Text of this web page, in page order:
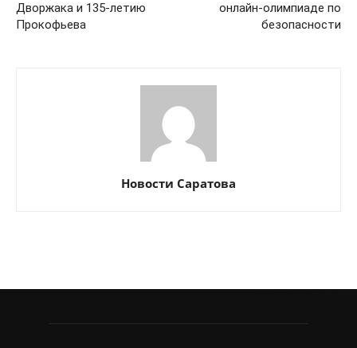
Дворжака и 135-летию
Прокофьева
онлайн-олимпиаде по
безопасности
Новости Саратова